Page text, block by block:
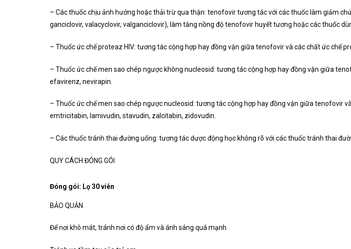
– Các thuốc chịu ảnh hưởng hoặc thải trừ qua thận: tenofovir tương tác với các thuốc làm giảm
ganciclovir, valacyclovir, valganciclovir), làm tăng nồng độ tenofovir huyết tương hoặc các thuốc
– Thuốc ức chế proteaz HIV: tương tác cộng hợp hay đồng vận giữa tenofovir và các chất ức chế
– Thuốc ức chế men sao chép ngược không nucleosid: tương tác cộng hợp hay đồng vận giữa
efavirenz, nevirapin.
– Thuốc ức chế men sao chép ngược nucleosid: tương tác cộng hợp hay đồng vận giữa tenofovir
emtricitabin, lamivudin, stavudin, zalcitabin, zidovudin.
– Các thuốc tránh thai đường uống: tương tác dược động học không rõ với các thuốc tránh thai
QUY CÁCH ĐÓNG GÓI
Đóng gói: Lọ 30 viên
BẢO QUẢN
Để nơi khô mát, tránh nơi có độ ẩm và ánh sáng quá mạnh